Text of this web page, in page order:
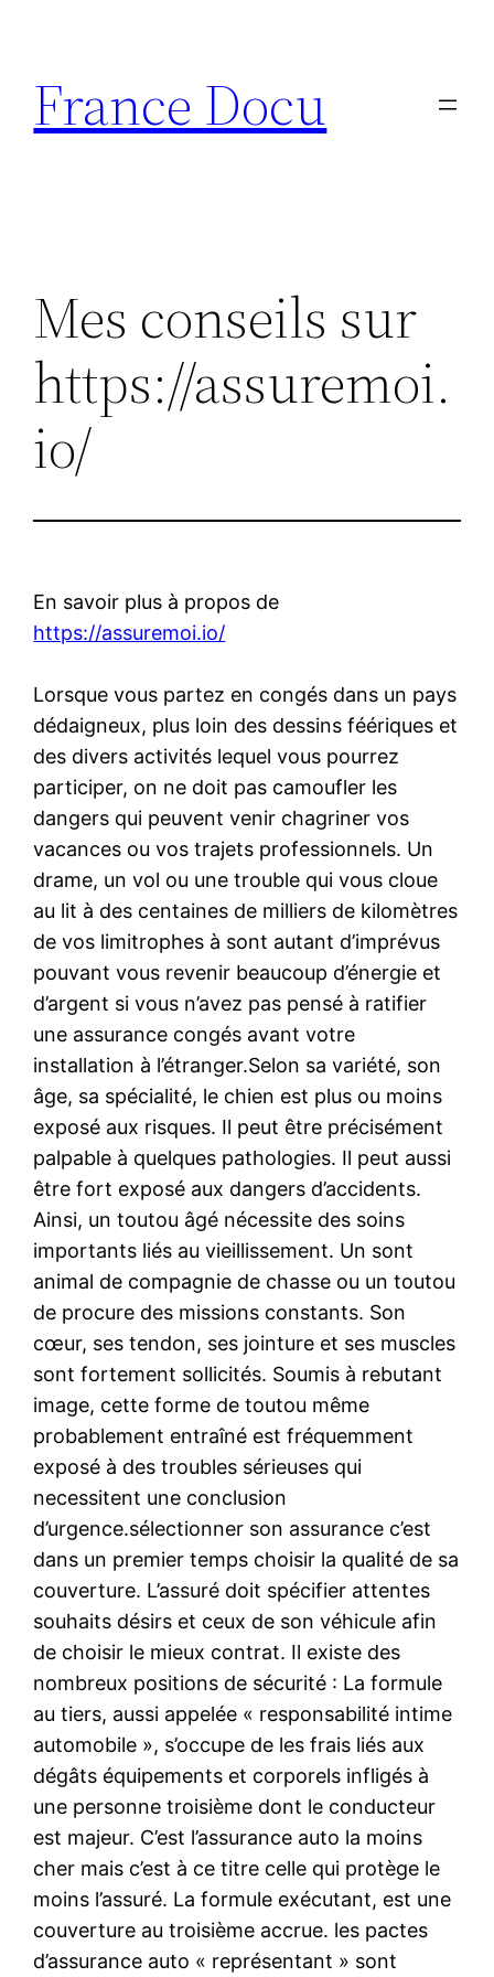
contenu
France Docu
Mes conseils sur
https://assuremoi.
io/
En savoir plus à propos de
https://assuremoi.io/
Lorsque vous partez en congés dans un pays
dédaigneux, plus loin des dessins féériques et
des divers activités lequel vous pourrez
participer, on ne doit pas camoufler les
dangers qui peuvent venir chagriner vos
vacances ou vos trajets professionnels. Un
drame, un vol ou une trouble qui vous cloue
au lit à des centaines de milliers de kilomètres
de vos limitrophes à sont autant d’imprévus
pouvant vous revenir beaucoup d’énergie et
d’argent si vous n’avez pas pensé à ratifier
une assurance congés avant votre
installation à l’étranger.Selon sa variété, son
âge, sa spécialité, le chien est plus ou moins
exposé aux risques. Il peut être précisément
palpable à quelques pathologies. Il peut aussi
être fort exposé aux dangers d’accidents.
Ainsi, un toutou âgé nécessite des soins
importants liés au vieillissement. Un sont
animal de compagnie de chasse ou un toutou
de procure des missions constants. Son
cœur, ses tendon, ses jointure et ses muscles
sont fortement sollicités. Soumis à rebutant
image, cette forme de toutou même
probablement entraîné est fréquemment
exposé à des troubles sérieuses qui
necessitent une conclusion
d’urgence.sélectionner son assurance c’est
dans un premier temps choisir la qualité de sa
couverture. L’assuré doit spécifier attentes
souhaits désirs et ceux de son véhicule afin
de choisir le mieux contrat. Il existe des
nombreux positions de sécurité : La formule
au tiers, aussi appelée « responsabilité intime
automobile », s’occupe de les frais liés aux
dégâts équipements et corporels infligés à
une personne troisième dont le conducteur
est majeur. C’est l’assurance auto la moins
cher mais c’est à ce titre celle qui protège le
moins l’assuré. La formule exécutant, est une
couverture au troisième accrue. les pactes
d’assurance auto « représentant » sont